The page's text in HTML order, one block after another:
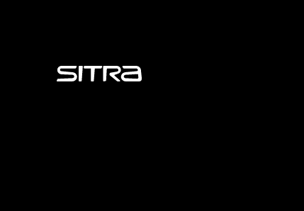
Sitra